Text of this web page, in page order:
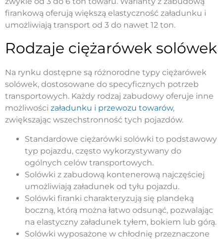
firankową oferują większą elastyczność załadunku i
umożliwiają transport od 3 do nawet 12 ton.
Rodzaje ciężarówek solówek
Na rynku dostępne są różnorodne typy ciężarówek
solówek, dostosowane do specyficznych potrzeb
transportowych. Każdy rodzaj zabudowy oferuje inne
możliwości załadunku i przewozu towarów,
zwiększając wszechstronność tych pojazdów.
Standardowe ciężarówki solówki to podstawowy
typ pojazdu, często wykorzystywany do
ogólnych celów transportowych.
Solówki z zabudową kontenerową najczęściej
umożliwiają załadunek od tyłu pojazdu.
Solówki firanki charakteryzują się plandeką
boczną, którą można łatwo odsunąć, pozwalając
na elastyczny załadunek tyłem, bokiem lub górą.
Solówki wyposażone w chłodnię przeznaczone